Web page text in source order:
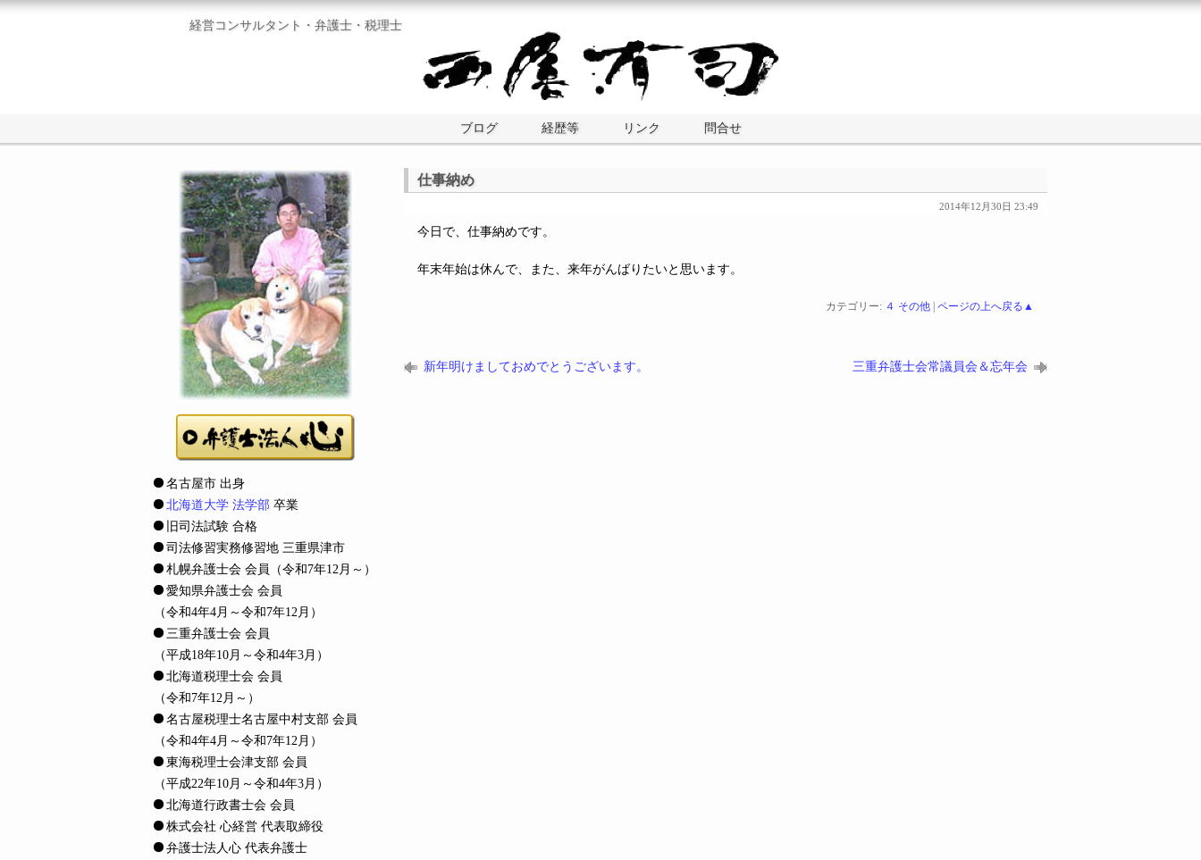
経営コンサルタント・弁護士・税理士
ブログ 経歴等 リンク 問合せ
仕事納め
2014年12月30日 23:49
今日で、仕事納めです。
年末年始は休んで、また、来年がんばりたいと思います。
カテゴリー: ４ その他 ページの上へ戻る▲
新年明けましておめでとうございます。 三重弁護士会常議員会＆忘年会
名古屋市 出身
北海道大学 法学部 卒業
旧司法試験 合格
司法修習実務修習地 三重県津市
札幌弁護士会 会員
（令和7年12月～）
愛知県弁護士会 会員
（令和4年4月～令和7年12月）
三重弁護士会 会員
（平成18年10月～令和4年3月）
北海道税理士会 会員
（令和7年12月～）
名古屋税理士名古屋中村支部 会員
（令和4年4月～令和7年12月）
東海税理士会津支部 会員
（平成22年10月～令和4年3月）
北海道行政書士会 会員
株式会社 心経営 代表取締役
弁護士法人心 代表弁護士